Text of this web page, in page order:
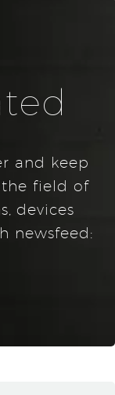
and keep
field of
devices
newsfeed: